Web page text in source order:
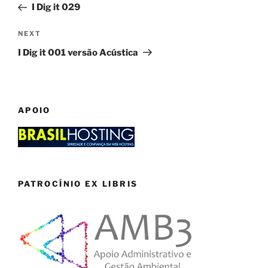
PostI Dig it 029
Next
Post
NEXT
I Dig it 001 versão Acústica
APOIO
PATROCÍNIO EX LIBRIS